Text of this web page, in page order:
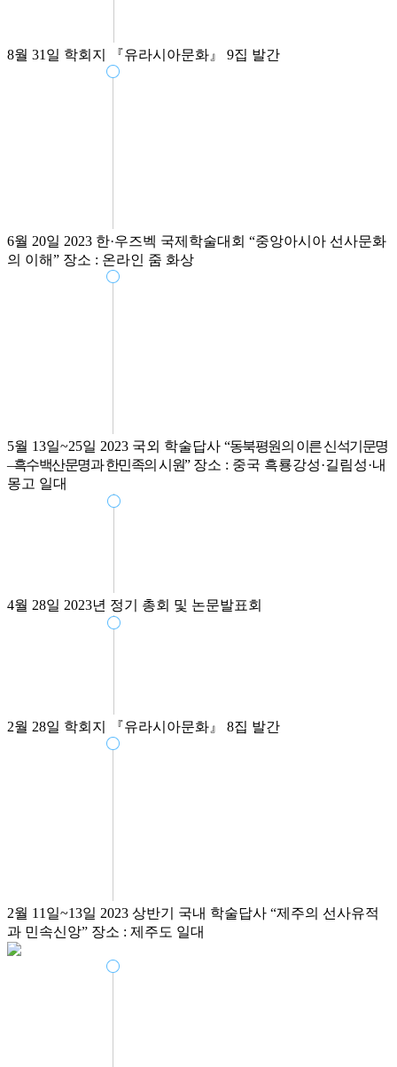
8월 31일 학회지 『유라시아문화』 9집 발간
6월 20일 2023 한·우즈벡 국제학술대회 “중앙아시아 선사문화
의 이해” 장소 : 온라인 줌 화상
5월 13일~25일 2023 국외 학술답사 “동북평원의 이른 신석기문명
–흑수백산문명과 한민족의 시원” 장소 : 중국 흑룡강성·길림성·내
몽고 일대
4월 28일 2023년 정기 총회 및 논문발표회
2월 28일 학회지 『유라시아문화』 8집 발간
2월 11일~13일 2023 상반기 국내 학술답사 “제주의 선사유적
과 민속신앙” 장소 : 제주도 일대